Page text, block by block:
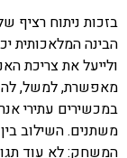
בזכות ניתוח רציף
הבינה המלאכותית
ולייעל את צריכת
מאפשרת, למשל,
במכשירים עתירי
משתנים. השילוב
המשחק: לא עוד